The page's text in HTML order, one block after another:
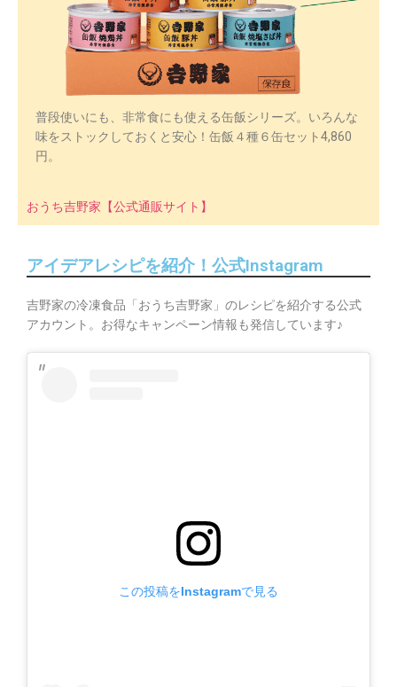
普段使いにも、非常食にも使える缶飯シリーズ。いろんな
味をストックしておくと安心！缶飯４種６缶セット4,860
円。
おうち吉野家【公式通販サイト】
アイデアレシピを紹介！公式Instagram
吉野家の冷凍食品「おうち吉野家」のレシピを紹介する公式
アカウント。お得なキャンペーン情報も発信しています♪
この投稿をInstagramで見る